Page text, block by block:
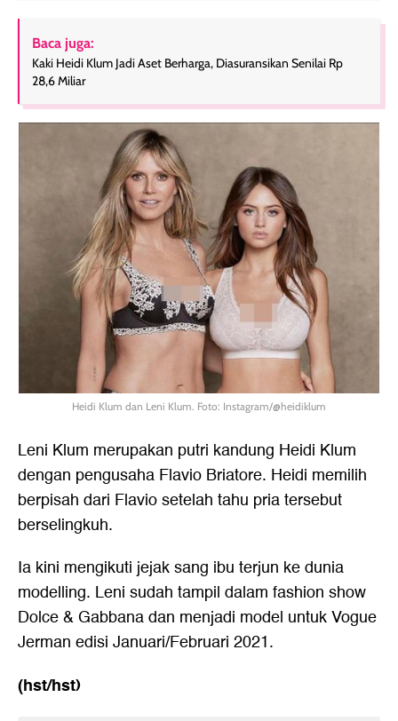
Baca juga:
Kaki Heidi Klum Jadi Aset Berharga, Diasuransikan Senilai Rp
28,6 Miliar
Heidi Klum dan Leni Klum. Foto: Instagram/@heidiklum
Leni Klum merupakan putri kandung Heidi Klum
dengan pengusaha Flavio Briatore. Heidi memilih
berpisah dari Flavio setelah tahu pria tersebut
berselingkuh.
Ia kini mengikuti jejak sang ibu terjun ke dunia
modelling. Leni sudah tampil dalam fashion show
Dolce & Gabbana dan menjadi model untuk Vogue
Jerman edisi Januari/Februari 2021.
(hst/hst)